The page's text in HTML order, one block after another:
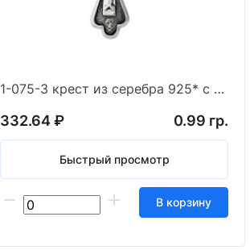
1-075-3 крест из серебра 925* с частичным чернен
332.64 ₽ 0.99 гр.
Быстрый просмотр
В корзину